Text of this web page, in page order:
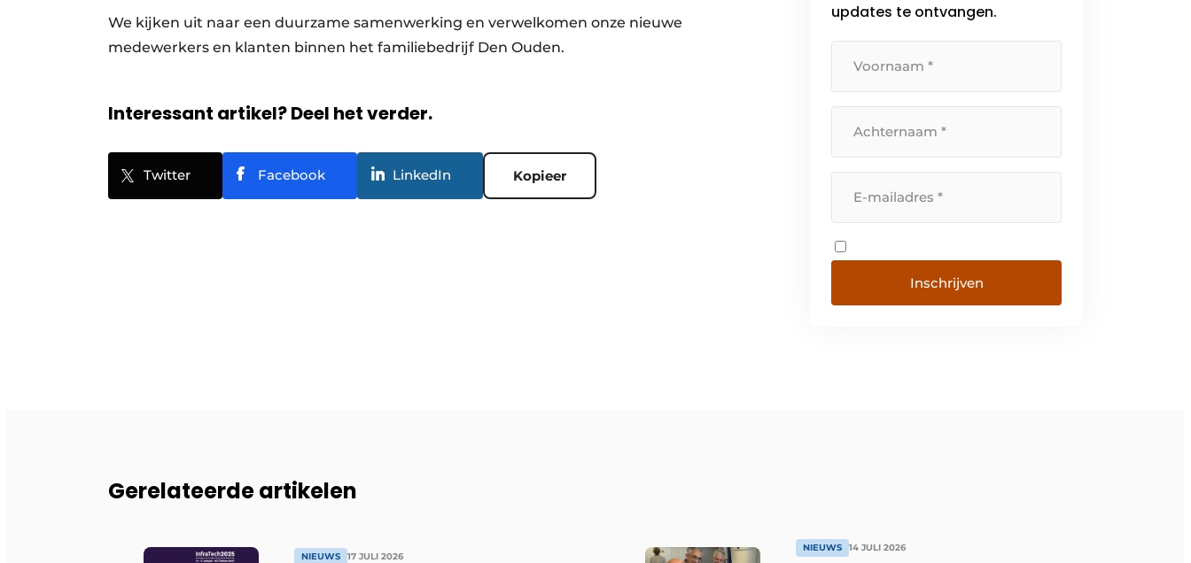
We kijken uit naar een duurzame samenwerking en verwelkomen onze nieuwe
medewerkers en klanten binnen het familiebedrijf Den Ouden.
Interessant artikel? Deel het verder.
Twitter Facebook LinkedIn Kopieer
updates te ontvangen.
Inschrijven
Gerelateerde artikelen
NIEUWS 17 JULI 2026
NIEUWS 14 JULI 2026